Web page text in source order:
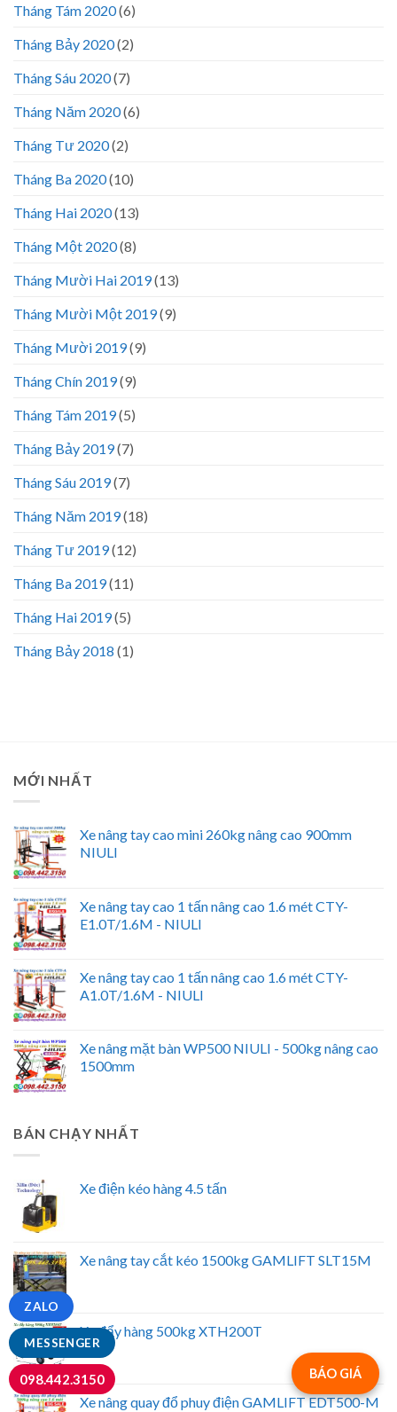
Tháng Tám 2020(6)
Tháng Bảy 2020(2)
Tháng Sáu 2020(7)
Tháng Năm 2020(6)
Tháng Tư 2020(2)
Tháng Ba 2020(10)
Tháng Hai 2020(13)
Tháng Một 2020(8)
Tháng Mười Hai 2019(13)
Tháng Mười Một 2019(9)
Tháng Mười 2019(9)
Tháng Chín 2019(9)
Tháng Tám 2019(5)
Tháng Bảy 2019(7)
Tháng Sáu 2019(7)
Tháng Năm 2019(18)
Tháng Tư 2019(12)
Tháng Ba 2019(11)
Tháng Hai 2019(5)
Tháng Bảy 2018 (1)
MỚI NHẤT
Xe nâng tay cao mini 260kg nâng cao 900mm
NIULI
Xe nâng tay cao 1 tấn nâng cao 1.6 mét CTY-
E1.0T/1.6M - NIULI
Xe nâng tay cao 1 tấn nâng cao 1.6 mét CTY-
A1.0T/1.6M - NIULI
Xe nâng mặt bàn WP500 NIULI - 500kg nâng cao
1500mm
BÁN CHẠY NHẤT
Xe điện kéo hàng 4.5 tấn
Xe nâng tay cắt kéo 1500kg GAMLIFT SLT15M
Xe đẩy hàng 500kg XTH200T
Xe nâng quay đổ phuy điện GAMLIFT EDT500-M
BÁO GIÁ
MESSENGER
ZALO
098.442.3150